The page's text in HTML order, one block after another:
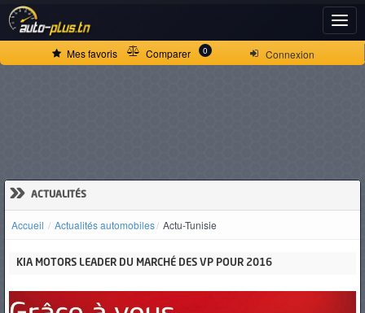
Connexion
Mes favoris Comparer 0
» ACTUALITÉS
Accueil Actualités automobiles Actu-Tunisie
KIA MOTORS LEADER DU MARCHÉ DES VP POUR 2016
ACCUEIL
D'OCCASION